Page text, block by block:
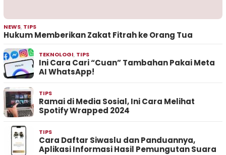
NEWS, TIPS
Hukum Memberikan Zakat Fitrah ke Orang Tua
TEKNOLOGI, TIPS
Ini Cara Cari “Cuan” Tambahan Pakai Meta
AI WhatsApp!
TIPS
Ramai di Media Sosial, Ini Cara Melihat
Spotify Wrapped 2024
TIPS
Cara Daftar Siwaslu dan Panduannya,
Aplikasi Informasi Hasil Pemungutan Suara